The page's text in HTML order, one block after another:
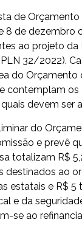
de Orçamento
8 de dezembro
ao projeto da
32/2022).
do Orçamento
contemplam
devem ser
do
e prevê
totalizam R$
destinados ao
estatais e R$ 5
e da
se ao